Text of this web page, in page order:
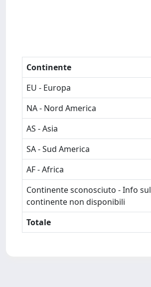
Continente
EU - Europa
NA - Nord America
AS - Asia
SA - Sud America
AF - Africa
Continente sconosciuto - Info sul
continente non disponibili
Totale